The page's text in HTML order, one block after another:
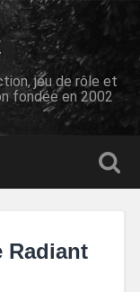
jeu de rôle et
fondée en 2002
Radiant